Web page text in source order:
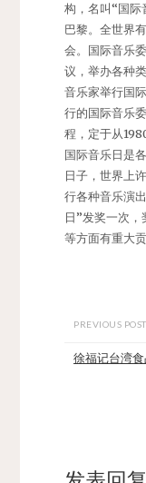
构，名叫“国际
巴黎。全世界
会。国际音乐
议，举办各种
音乐家举行国
行的国际音乐
程，定于从
国际音乐日是
日子，世界上
行各种音乐演
日”发奖一次
等方面有重大
PREVIOUS POST
徐福记台湾